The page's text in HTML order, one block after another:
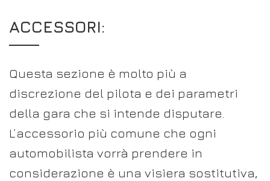
ACCESSORI:
Questa sezione è molto più a
discrezione del pilota e dei parametri
della gara che si intende disputare.
L’accessorio più comune che ogni
automobilista vorrà prendere in
considerazione è una visiera sostitutiva,